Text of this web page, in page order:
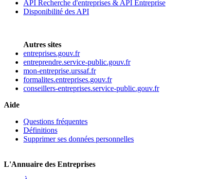
API Recherche d'entreprises & API Entreprise
Disponibilité des API
Autres sites
entreprises.gouv.fr
entreprendre.service-public.gouv.fr
mon-entreprise.urssaf.fr
formalites.entreprises.gouv.fr
conseillers-entreprises.service-public.gouv.fr
Aide
Questions fréquentes
Définitions
Supprimer ses données personnelles
L'Annuaire des Entreprises